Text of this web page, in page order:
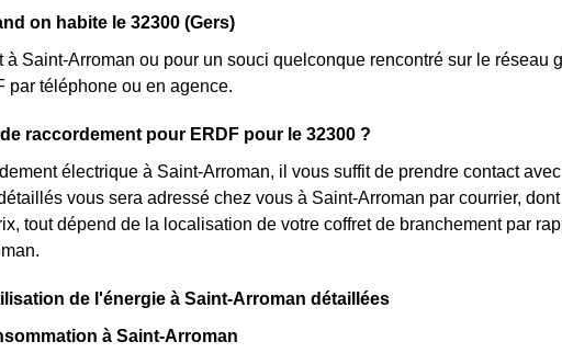
on habite le 32300 (Gers)
à Saint-Arroman ou pour un souci quelconque rencontré sur le réseau
par téléphone ou en agence.
raccordement pour ERDF pour le 32300 ?
électrique à Saint-Arroman, il vous suffit de prendre contact
vous sera adressé chez vous à Saint-Arroman par courrier,
tout dépend de la localisation de votre coffret de branchement par
de l'énergie à Saint-Arroman détaillées
à Saint-Arroman